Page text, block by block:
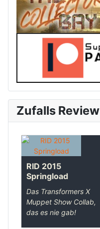
Zufalls Review
RID 2015
Springload
Das Transformers X
Muppet Show Collab,
das es nie gab!